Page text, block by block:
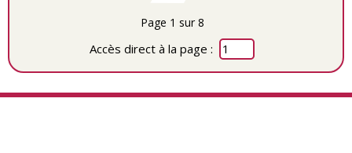
Page 1 sur 8
Accès direct à la page :